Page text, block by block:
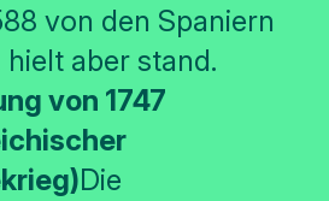
von den Spaniern
hielt aber stand.
von 1747
Die